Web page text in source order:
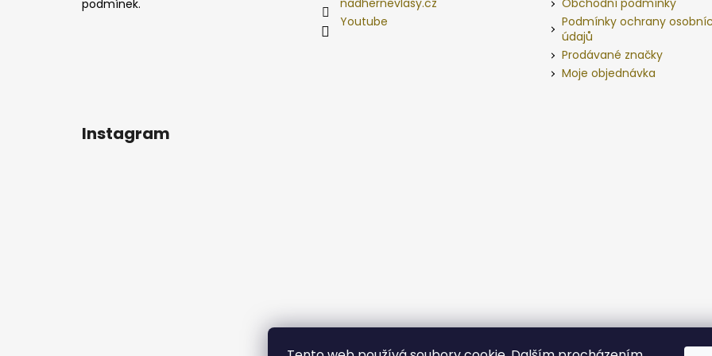
podmínek.
nadhernevlasy.cz
Youtube
Obchodní podmínky
Podmínky ochrany
údajů
Prodávané značky
Moje objednávka
Instagram